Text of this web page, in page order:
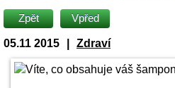
Zpět Vpřed
05.11 2015
Zdraví